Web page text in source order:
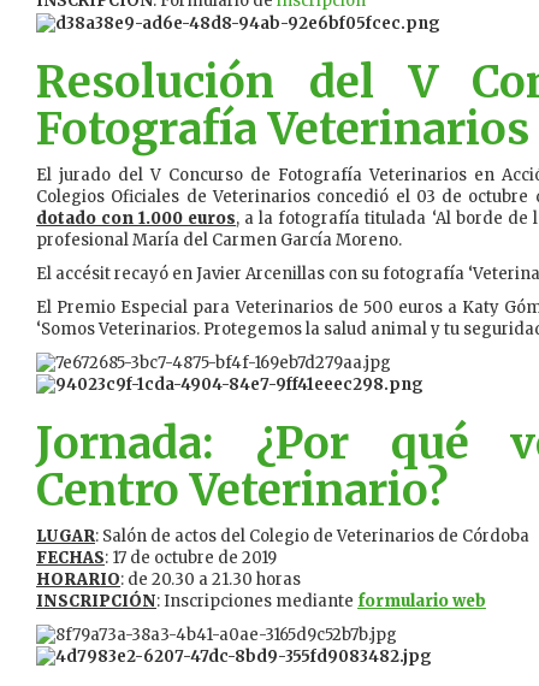
Resolución del V
Fotografía
El jurado del V Concurso de Fotografía Veterinarios en
Colegios Oficiales de Veterinarios concedió el 03 de octubre
dotado con 1.000 euros, a la fotografía titulada ‘Al borde de
profesional María del Carmen García Moreno.
El accésit recayó en Javier Arcenillas con su fotografía
El Premio Especial para Veterinarios de 500 euros a Katy
‘Somos Veterinarios. Protegemos la salud animal y tu
Jornada: ¿Por qué
Centro Veterinario?
LUGAR: Salón de actos del Colegio de Veterinarios de Córdoba
FECHAS: 17 de octubre de 2019
HORARIO: de 20.30 a 21.30 horas
INSCRIPCIÓN: Inscripciones mediante formulario web